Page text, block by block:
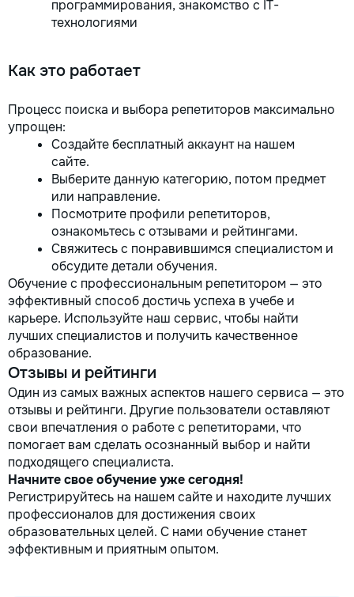
программирования, знакомство с IT-
технологиями
Как это работает
Процесс поиска и выбора репетиторов максимально
упрощен:
Создайте бесплатный аккаунт на нашем
сайте.
Выберите данную категорию, потом предмет
или направление.
Посмотрите профили репетиторов,
ознакомьтесь с отзывами и рейтингами.
Свяжитесь с понравившимся специалистом и
обсудите детали обучения.
Обучение с профессиональным репетитором — это
эффективный способ достичь успеха в учебе и
карьере. Используйте наш сервис, чтобы найти
лучших специалистов и получить качественное
образование.
Отзывы и рейтинги
Один из самых важных аспектов нашего сервиса — это
отзывы и рейтинги. Другие пользователи оставляют
свои впечатления о работе с репетиторами, что
помогает вам сделать осознанный выбор и найти
подходящего специалиста.
Начните свое обучение уже сегодня!
Регистрируйтесь на нашем сайте и находите лучших
профессионалов для достижения своих
образовательных целей. С нами обучение станет
эффективным и приятным опытом.